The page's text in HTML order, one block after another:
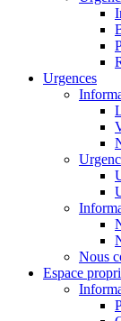
Urgences
Nous
Espace